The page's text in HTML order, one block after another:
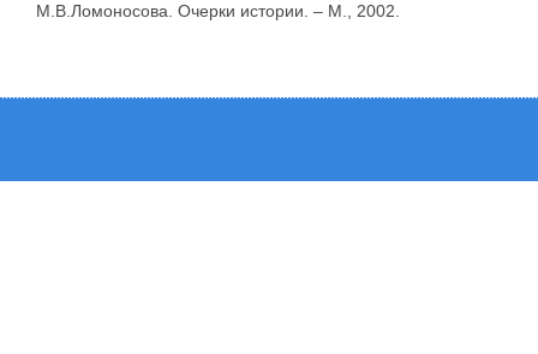
М.В.Ломоносова. Очерки истории. – М., 2002.